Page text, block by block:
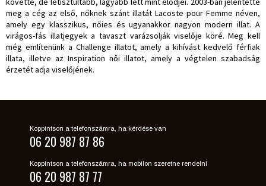
meg a cég az első, nőknek szánt illatát Lacoste pour Femme néven,
amely egy klasszikus, nőies és ugyanakkor nagyon modern illat. A
virágos-fás illatjegyek a tavaszt varázsolják viselője köré. Meg kell
még említenünk a Challenge illatot, amely a kihívást kedvelő férfiak
illata, illetve az Inspiration női illatot, amely a végtelen szabadság
érzetét adja viselőjének.
Koppintson a telefonszámra, ha kérdése van
06 20 987 87 86
Koppintson a telefonszámra, ha mobilon szeretne rendelni
06 20 987 87 77